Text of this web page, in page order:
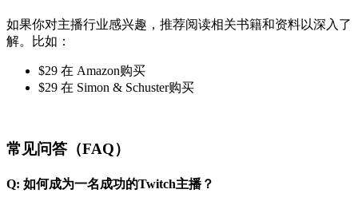
如果你对主播行业感兴趣，推荐阅读相关书籍和资料以深入了
解。比如：
$29 在 Amazon购买
$29 在 Simon & Schuster购买
常见问答（FAQ）
Q: 如何成为一名成功的Twitch主播？